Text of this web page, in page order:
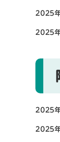
2025
2025
2025
2025